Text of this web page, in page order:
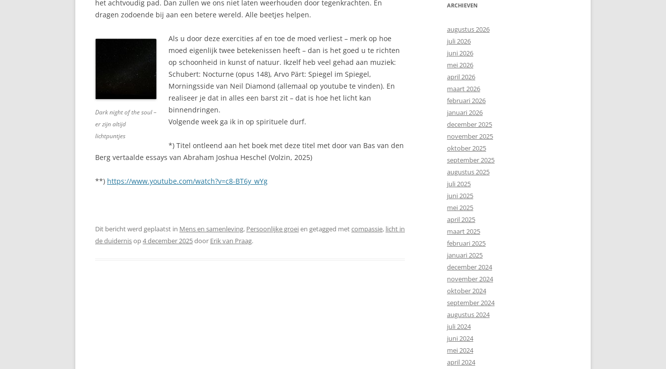
het achtvoudig pad. Dan zullen we ons niet laten weerhouden door tegenkrachten. En
dragen zodoende bij aan een betere wereld. Alle beetjes helpen.
Dark night of the soul –
er zijn altijd
lichtpuntjes
Als u door deze exercities af en toe de moed verliest – merk op hoe
moed eigenlijk twee betekenissen heeft – dan is het goed u te richten
op schoonheid in kunst of natuur. Ikzelf heb veel gehad aan muziek:
Schubert: Nocturne (opus 148), Arvo Pärt: Spiegel im Spiegel,
Morningsside van Neil Diamond (allemaal op youtube te vinden). En
realiseer je dat in alles een barst zit – dat is hoe het licht kan
binnendringen.
Volgende week ga ik in op spirituele durf.
*) Titel ontleend aan het boek met deze titel met door van Bas van den
Berg vertaalde essays van Abraham Joshua Heschel (Volzin, 2025)
**) https://www.youtube.com/watch?v=c8-BT6y_wYg
Dit bericht werd geplaatst in Mens en samenleving, Persoonlijke groeien getagged metcompassie, licht in
de duidernisop4 december 2025door Erik van Praag.
ARCHIEVEN
augustus 2026
juli 2026
juni 2026
mei 2026
april 2026
maart 2026
februari 2026
januari 2026
december 2025
november 2025
oktober 2025
september 2025
augustus 2025
juli 2025
juni 2025
mei 2025
april 2025
maart 2025
februari 2025
januari 2025
december 2024
november 2024
oktober 2024
september 2024
augustus 2024
juli 2024
juni 2024
mei 2024
april 2024